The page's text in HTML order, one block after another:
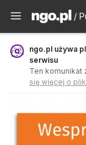
/
ngo.pl używa
serwisu
Ten komunikat
się więcej o